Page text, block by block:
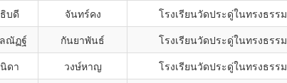
บดี จันทร์คง โรงเรียนวัดประดู่ในทรงธรรม
ณัฏฐ์ กันยาพันธ์ โรงเรียนวัดประดู่ในทรงธรรม
ดา วงษ์หาญ โรงเรียนวัดประดู่ในทรงธรรม